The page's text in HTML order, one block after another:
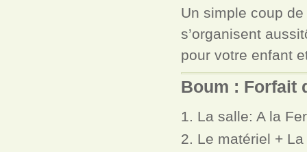
Un simple coup
s’organisent
pour votre enfant
Boum : Forfait
La salle: A la
Le matériel +